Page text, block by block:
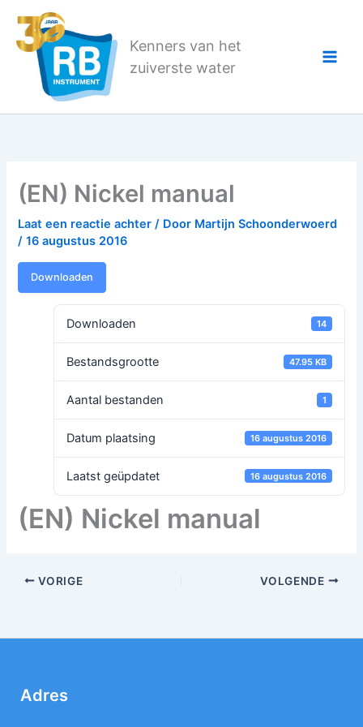
naar
Kenners van het
zuiverste water
(EN) Nickel manual
Laat een reactie achter / Door Martijn Schoonderwoerd
/16 augustus 2016
Downloaden
Downloaden 14
Bestandsgrootte 47.95 KB
Aantal bestanden 1
Datum plaatsing 16 augustus 2016
Laatst geüpdatet 16 augustus 2016
(EN) Nickel manual
VORIGE VOLGENDE
Adres